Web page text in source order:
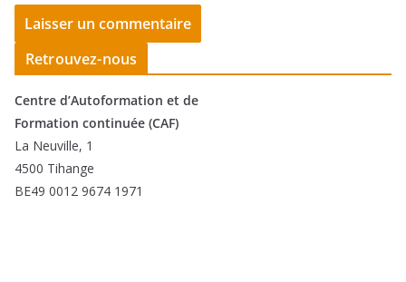
Retrouvez-nous
Centre d’Autoformation et de
Formation continuée (CAF)
La Neuville, 1
4500 Tihange
BE49 0012 9674 1971